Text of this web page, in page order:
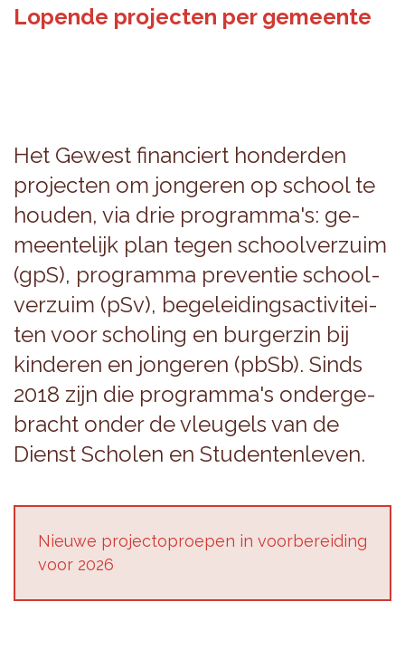
Lopende projecten per gemeente
Het Ge­west fi­nan­ciert hon­der­den
pro­jec­ten om jon­ge­ren op school te
hou­den, via drie pro­gram­ma's: ge­
meen­te­lijk plan tegen school­ver­zuim
(gpS), pro­gram­ma pre­ven­tie school­
ver­zuim (pSv), be­ge­lei­dings­ac­ti­vi­tei­
ten voor scho­ling en bur­ger­zin bij
kin­de­ren en jon­ge­ren (pbSb). Sinds
2018 zijn die pro­gram­ma's on­der­ge­
bracht onder de vleu­gels van de
Dienst Scho­len en Stu­den­ten­le­ven.
Nieu­we pro­jec­top­roe­pen in voor­be­rei­ding
voor 2026